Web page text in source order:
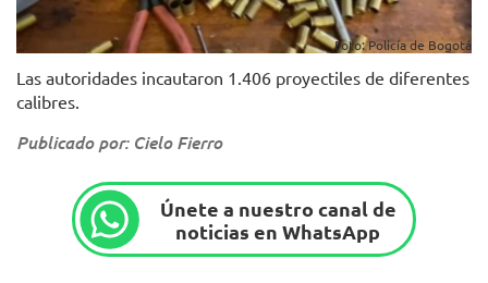
Foto: Policía de Bogotá
Las autoridades incautaron 1.406 proyectiles de diferentes
calibres.
Publicado por: Cielo Fierro
Únete a nuestro canal de
noticias en WhatsApp